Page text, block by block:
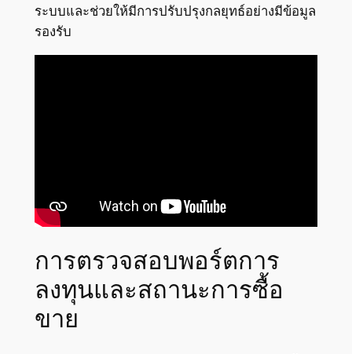
ระบบและช่วยให้มีการปรับปรุงกลยุทธ์อย่างมีข้อมูล
รองรับ
การตรวจสอบพอร์ตการ
ลงทุนและสถานะการซื้อ
ขาย